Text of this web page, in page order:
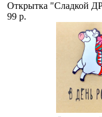
Открытка "Сладкой
99 р.